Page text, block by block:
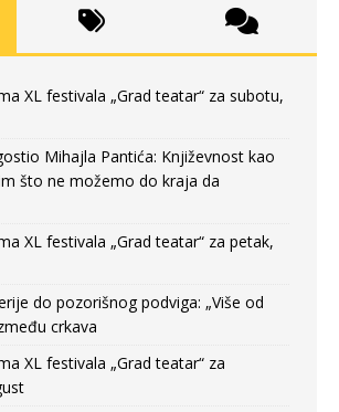
XL festivala „Grad teatar“ za subotu,
Mihajla Pantića: Književnost kao
što ne možemo do kraja da
XL festivala „Grad teatar“ za petak,
do pozorišnog podviga: „Više od
crkava
XL festivala „Grad teatar“ za